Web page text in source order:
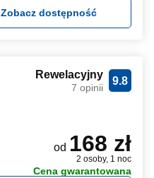
Zobacz dostępność
9.8
Rewelacyjny
7 opinii
od 168 zł
2 osoby, 1 noc
Cena gwarantowana